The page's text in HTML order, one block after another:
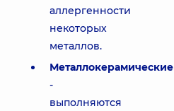
аллергенности
некоторых
металлов.
Металлокерамические
-
выполняются